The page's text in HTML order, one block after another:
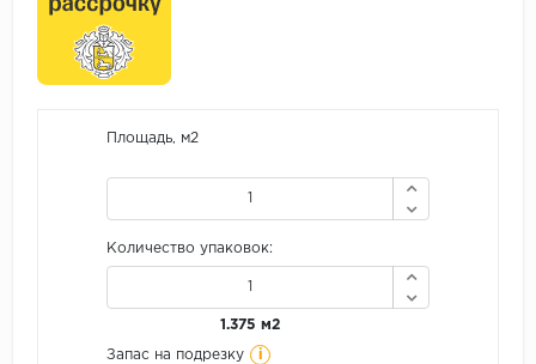
Площадь, м2
Количество упаковок:
1.375 м2
Запас на подрезку i